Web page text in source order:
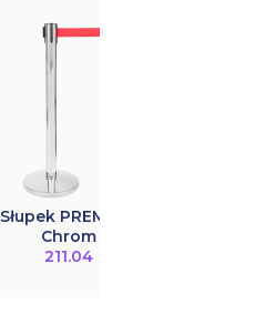
Słupek PREMIUM
Chrom
211.04